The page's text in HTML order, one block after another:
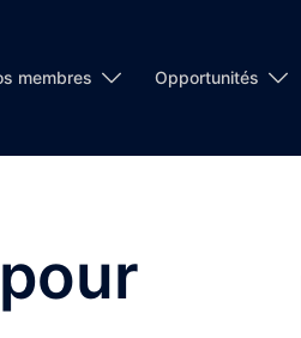
membres Opportunités